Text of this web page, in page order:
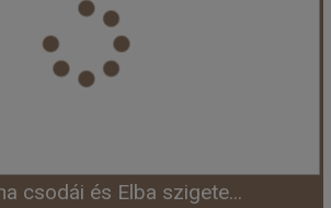
Sirmione
Utazás módja:Busszal
Ellátás:
Reggeli
Hotel ***
3 ágyas szoba
2026-08-20 | 3 éj
csodái és Elba szigete...